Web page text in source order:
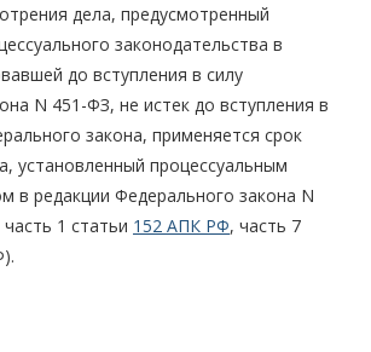
дела, предусмотренный
законодательства в
до вступления в силу
N 451-ФЗ, не истек до вступления в
закона, применяется срок
установленный процессуальным
в редакции Федерального закона N
1 статьи 152 АПК РФ, часть 7